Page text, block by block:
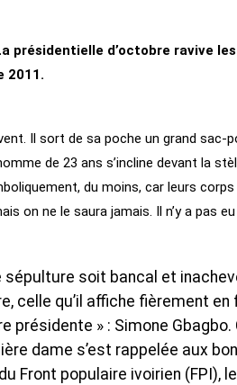
présidentielle d’octobre ravive
2011.
Il sort de sa poche un grand sac-
de 23 ans s’incline devant la
du moins, car leurs corps
ne le saura jamais. Il n’y a pas eu
sépulture soit bancal et
celle qu’il affiche fièrement en
présidente » : Simone Gbagbo.
dame s’est rappelée aux
Front populaire ivoirien (FPI),